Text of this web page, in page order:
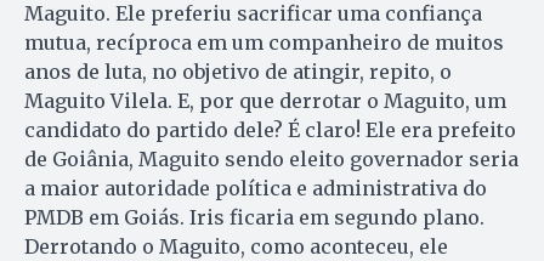
Maguito. Ele preferiu sacrificar uma confiança
mutua, recíproca em um companheiro de muitos
anos de luta, no objetivo de atingir, repito, o
Maguito Vilela. E, por que derrotar o Maguito, um
candidato do partido dele? É claro! Ele era prefeito
de Goiânia, Maguito sendo eleito governador seria
a maior autoridade política e administrativa do
PMDB em Goiás. Iris ficaria em segundo plano.
Derrotando o Maguito, como aconteceu, ele